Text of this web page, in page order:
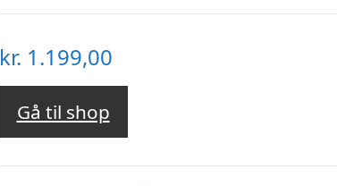
kr. 1.199,00
Gå til shop